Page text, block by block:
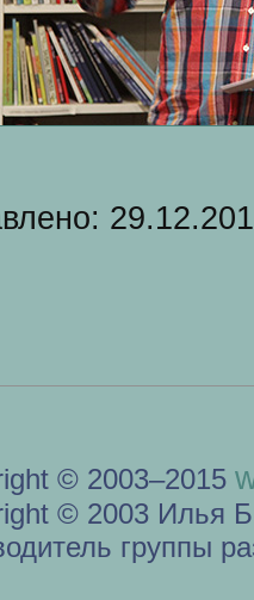
© 2003–2015
© 2003 Илья
группы